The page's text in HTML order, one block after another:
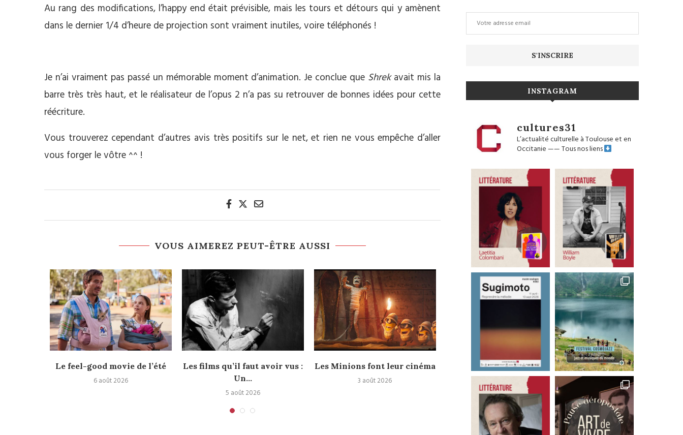
Au rang des modifications, l’happy end était prévisible, mais les tours et détours qui y amènent
dans le dernier 1/4 d’heure de projection sont vraiment inutiles, voire téléphonés !
Je n’ai vraiment pas passé un mémorable moment d’animation. Je conclue que Shrekavait mis la
barre très très haut, et le réalisateur de l’opus 2 n’a pas su retrouver de bonnes idées pour cette
réécriture.
Vous trouverez cependant d’autres avis très positifs sur le net, et rien ne vous empêche d’aller
vous forger le vôtre ^^ !
VOUS AIMEREZ PEUT-ÊTRE AUSSI
Le feel-good movie de l’été
6 août 2026
Les films qu’il faut avoir vus :
Un...
5 août 2026
Les Minions font leur cinéma
3 août 2026
Good Bye Wolfgang !
1 août 2026
Les films qu’il faut avoir
La...
29 juillet 2026
INSTAGRAM
cultures31
L’actualité culturelle à Toulouse et en
Occitanie——Tous nos liens